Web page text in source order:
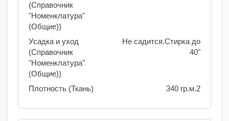
(Справочник
"Номенклатура"
(Общие))
Усадка и уход
(Справочник
"Номенклатура"
(Общие))
Не садится.Стирка до
40"
Плотность (Ткань) 340 гр.м.2